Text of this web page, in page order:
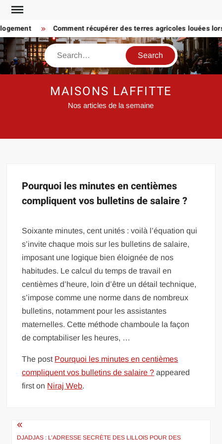
Skip
content
Comment récupérer des terres agricoles louées
Search
MAISONS LAFFITTE
Nos articles de la semaine
Pourquoi les minutes en centièmes
compliquent vos bulletins de salaire ?
Soixante minutes, cent unités : voilà l’équation qui
s’invite chaque mois sur les bulletins de salaire,
imposant une logique bien éloignée de nos
habitudes. Le calcul du temps de travail en
centièmes d’heure, loin d’être un détail technique,
s’impose comme une norme dans de nombreux
bulletins, notamment pour les assistantes
maternelles. Cette méthode chamboule la façon
de comptabiliser les heures, …
The post Pourquoi les minutes en centièmes
compliquent vos bulletins de salaire ? appeared
first on Niraj Web.
Navigation
DJADJAS : L’ADRESSE SECRÈTE DES LILLOIS POUR DES